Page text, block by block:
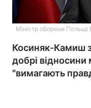
Міністр оборони
Косиняк-Камиш
добрі
"вимагають